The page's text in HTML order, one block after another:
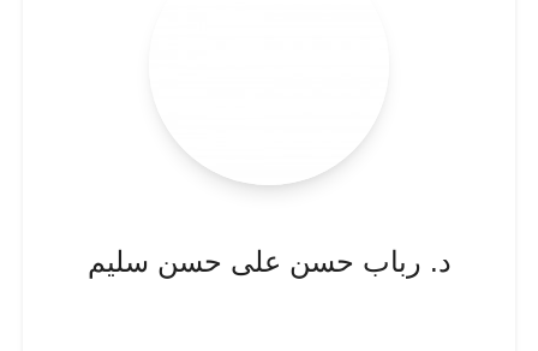
د. رباب حسن على حسن سليم